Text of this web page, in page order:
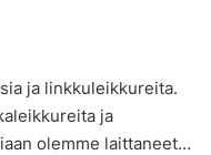
ja linkkuleikkureita.
ja
olemme laittaneet